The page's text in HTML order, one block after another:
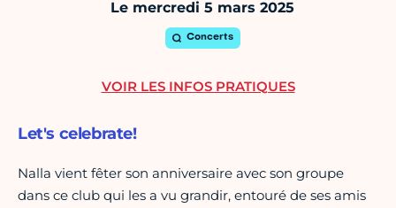
Le mercredi 5 mars 2025
Concerts
Let's celebrate!
Nalla vient fêter son anniversaire avec son groupe
dans ce club qui les a vu grandir, entouré de ses amis
VOIR LES INFOS PRATIQUES